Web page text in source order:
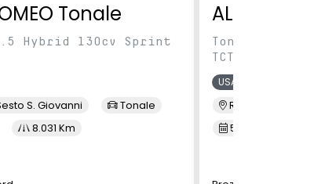
Tonale
Hybrid 130cv Sprint
S. Giovanni
Tonale
8.031 Km
ALFA
Tonale 1.5
TCT7
USATO
Renord
5/2024